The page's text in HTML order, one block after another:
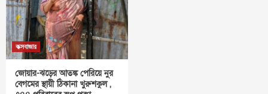
কক্সবাজার
জোয়ার-ঝড়ের আতঙ্ক পেরিয়ে নুর
বেগমের স্থায়ী ঠিকানা খুরুশকুল ,